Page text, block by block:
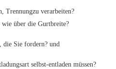
Trennungzu verarbeiten?
über die Gurtbreite?
die Sie fordern? und
selbst-entladen müssen?